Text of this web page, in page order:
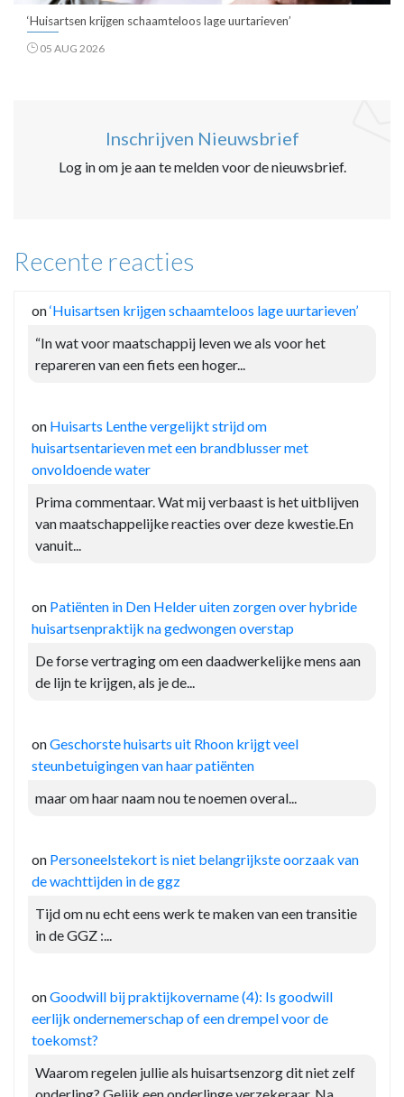
‘Huisartsen krijgen schaamteloos lage uurtarieven’
05 AUG 2026
Inschrijven Nieuwsbrief
Log in om je aan te melden voor de nieuwsbrief.
Recente reacties
on‘Huisartsen krijgen schaamteloos lage uurtarieven’
“In wat voor maatschappij leven we als voor het
repareren van een fiets een hoger...
on Huisarts Lenthe vergelijkt strijd om
huisartsentarieven met een brandblusser met
onvoldoende water
Prima commentaar. Wat mij verbaast is het uitblijven
van maatschappelijke reacties over deze kwestie.En
vanuit...
on Patiënten in Den Helder uiten zorgen over hybride
huisartsenpraktijk na gedwongen overstap
De forse vertraging om een daadwerkelijke mens aan
de lijn te krijgen, als je de...
onGeschorste huisarts uit Rhoon krijgt veel
steunbetuigingen van haar patiënten
maar om haar naam nou te noemen overal...
on Personeelstekort is niet belangrijkste oorzaak van
de wachttijden in de ggz
Tijd om nu echt eens werk te maken van een transitie
in de GGZ :...
onGoodwill bij praktijkovername (4): Is goodwill
eerlijk ondernemerschap of een drempel voor de
toekomst?
Waarom regelen jullie als huisartsenzorg dit niet zelf